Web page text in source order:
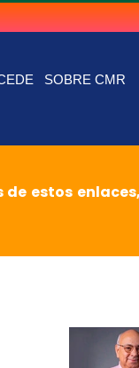
SOBRE CMR
estos